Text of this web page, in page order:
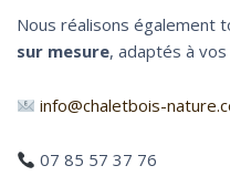
Nous réalisons également
sur mesure, adaptés à
info@chaletbois-
07 85 57 37 76